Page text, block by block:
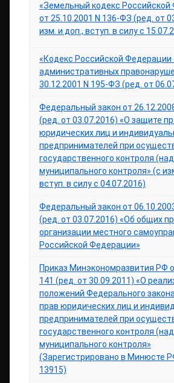
«Земельный кодекс Российской
от 25.10.2001 N 136-ФЗ (ред. от
изм. и доп., вступ. в силу с
«Кодекс Российской Федерации
административных
30.12.2001 N 195-ФЗ (ред. от
Федеральный закон от
(ред. от 03.07.2016) «О защите
юридических лиц и
предпринимателей при
государственного контроля
муниципального контроля» (с
вступ. в силу с 04.07.2016)
Федеральный закон от
(ред. от 03.07.2016) «Об общих
организации местного
Российской Федерации»
Приказ Минэкономразвития РФ
141 (ред. от 30.09.2011) «О
положений Федерального
прав юридических лиц и
предпринимателей при
государственного контроля
муниципального контроля»
(Зарегистрировано в Минюсте
13915)